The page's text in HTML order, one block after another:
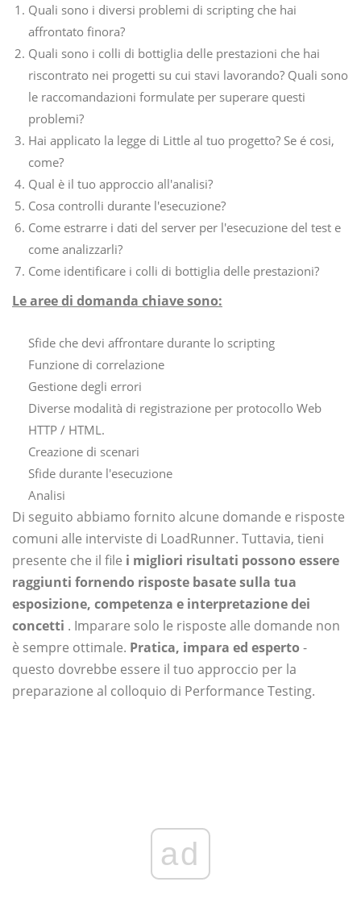
Quali sono i diversi problemi di scripting che hai
affrontato finora?
Quali sono i colli di bottiglia delle prestazioni che hai
riscontrato nei progetti su cui stavi lavorando? Quali sono
le raccomandazioni formulate per superare questi
problemi?
Hai applicato la legge di Little al tuo progetto? Se é cosi,
come?
Qual è il tuo approccio all'analisi?
Cosa controlli durante l'esecuzione?
Come estrarre i dati del server per l'esecuzione del test e
come analizzarli?
Come identificare i colli di bottiglia delle prestazioni?
Le aree di domanda chiave sono:
Sfide che devi affrontare durante lo scripting
Funzione di correlazione
Gestione degli errori
Diverse modalità di registrazione per protocollo Web
HTTP / HTML.
Creazione di scenari
Sfide durante l'esecuzione
Analisi
Di seguito abbiamo fornito alcune domande e risposte
comuni alle interviste di LoadRunner. Tuttavia, tieni
presente che il file i migliori risultati possono essere
raggiunti fornendo risposte basate sulla tua
esposizione, competenza e interpretazione dei
concetti . Imparare solo le risposte alle domande non
è sempre ottimale. Pratica, impara ed esperto -
questo dovrebbe essere il tuo approccio per la
preparazione al colloquio di Performance Testing.
ad